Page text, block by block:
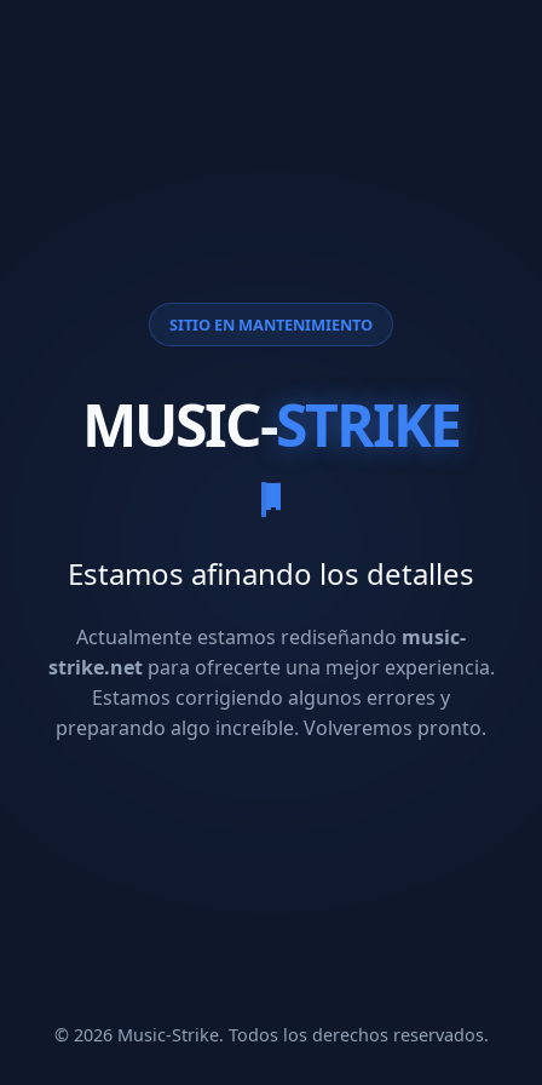
SITIO EN MANTENIMIENTO
MUSIC-STRIKE
Estamos afinando los detalles
Actualmente estamos rediseñando music-
strike.netpara ofrecerte una mejor experiencia.
Estamos corrigiendo algunos errores y
preparando algo increíble. Volveremos pronto.
© 2026 Music-Strike. Todos los derechos reservados.